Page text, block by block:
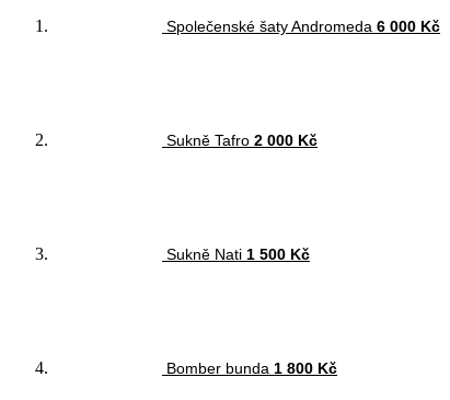
Společenské šaty Andromeda 6 000 Kč
Sukně Tafro 2 000 Kč
Sukně Nati 1 500 Kč
Bomber bunda 1 800 Kč